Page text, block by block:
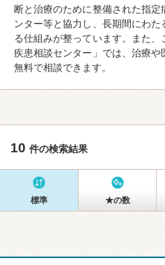
断と治療のために整備された指
ンター等と協力し、長期間にわ
る仕組みが整っています。また
疾患相談センター」では、治療
無料で相談できます。
10 件の検索結果
標準 ★の数